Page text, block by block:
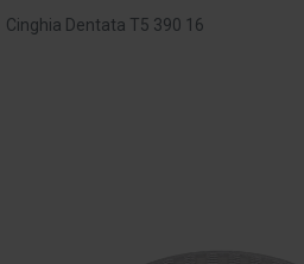
Cinghia Dentata T5 390 16